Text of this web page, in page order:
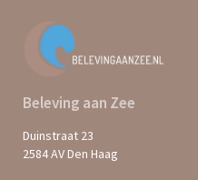
Beleving aan Zee
Duinstraat 23
2584 AV Den Haag